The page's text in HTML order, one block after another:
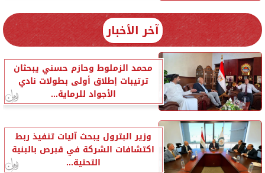
آخر الأخبار
محمد الزملوط وحازم حسني يبحثان
ترتيبات إطلاق أولى بطولات نادي
الأجواد للرماية...
وزير البترول يبحث آليات تنفيذ ربط
اكتشافات الشركة في قبرص بالبنية
التحتية...